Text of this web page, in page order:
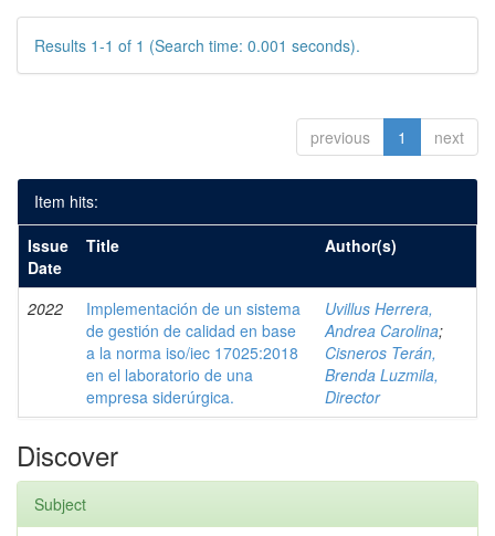
Results 1-1 of 1 (Search time: 0.001 seconds).
previous 1 next
Item hits:
Issue
Date
Title Author(s)
2022
Implementación de un sistema
de gestión de calidad en base
a la norma iso/iec 17025:2018
en el laboratorio de una
empresa siderúrgica.
Uvillus Herrera,
Andrea Carolina;
Cisneros Terán,
Brenda Luzmila,
Director
Discover
Subject